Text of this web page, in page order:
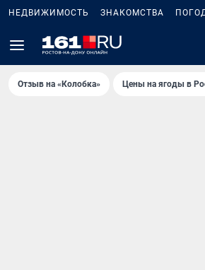
НЕДВИЖИМОСТЬ ЗНАКОМСТВА
Отзыв на «Колобка» Цены на ягоды в